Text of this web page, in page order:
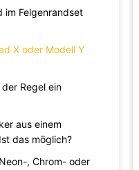
im Felgenrandset
X oder Modell Y
Regel ein
aus einem
das möglich?
, Chrom- oder